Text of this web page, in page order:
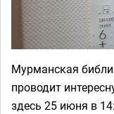
Мурманская
проводит
здесь 25 июня в